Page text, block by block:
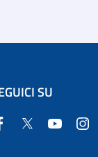
SU
Facebook
Twitter YouTube